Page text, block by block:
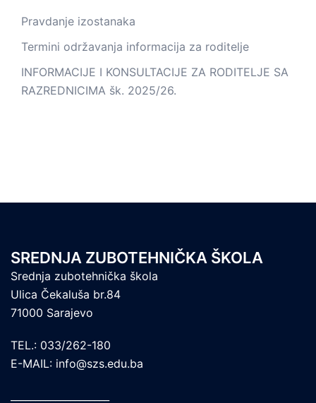
Pravdanje izostanaka
Termini održavanja informacija za roditelje
INFORMACIJE I KONSULTACIJE ZA RODITELJE SA
RAZREDNICIMA šk. 2025/26.
SREDNJA ZUBOTEHNIČKA ŠKOLA
Srednja zubotehnička škola
Ulica Čekaluša br.84
71000 Sarajevo
TEL.: 033/262-180
E-MAIL: info@szs.edu.ba